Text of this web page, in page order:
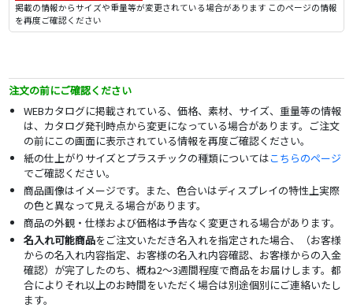
掲載の情報からサイズや重量等が変更されている場合があります このページの情報
を再度ご確認ください
注文の前にご確認ください
WEBカタログに掲載されている、価格、素材、サイズ、重量等の情報
は、カタログ発刊時点から変更になっている場合があります。ご注文
の前にこの画面に表示されている情報を再度ご確認ください。
紙の仕上がりサイズとプラスチックの種類についてはこちらのページ
でご確認ください。
商品画像はイメージです。また、色合いはディスプレイの特性上実際
の色と異なって見える場合があります。
商品の外観・仕様および価格は予告なく変更される場合があります。
名入れ可能商品をご注文いただき名入れを指定された場合、（お客様
からの名入れ内容指定、お客様の名入れ内容確認、お客様からの入金
確認）が完了したのち、概ね2～3週間程度で商品をお届けします。都
合によりそれ以上のお時間をいただく場合は別途個別にご連絡いたし
ます。